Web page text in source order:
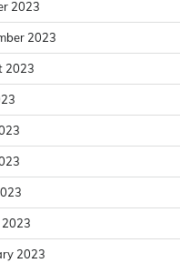
2023
2023
2023
2023
2023